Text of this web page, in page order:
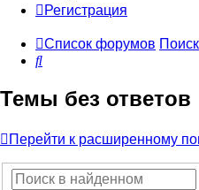
Регистрация
Список форумов Поиск
Поиск
Темы без ответов
Перейти к расширенному